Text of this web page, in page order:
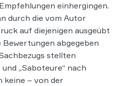
einhergingen.
durch die vom Autor
auf diejenigen ausgeübt
Bewertungen abgegeben
stellten
„Saboteure“ nach
keine – von der